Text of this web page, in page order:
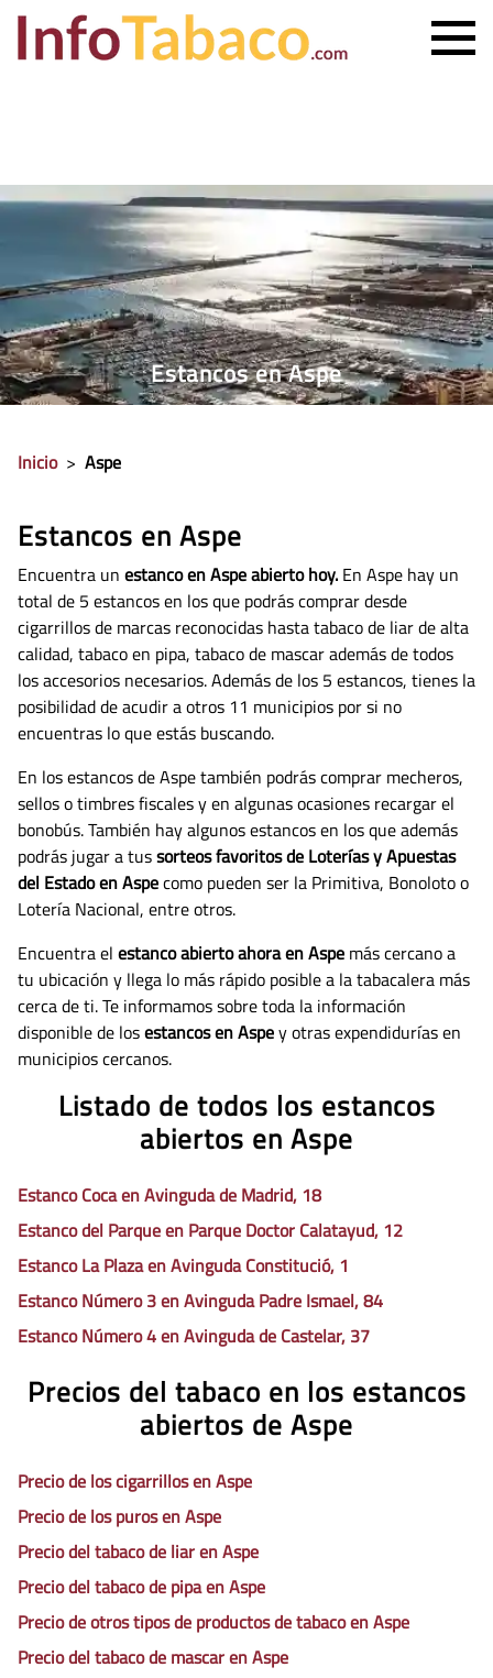
ESTANCO MÁS CERCANO
CONTACTO
Estancos en Aspe
Inicio > Aspe
Estancos en Aspe
Encuentra un estanco en Aspe abierto hoy. En Aspe hay un
total de 5 estancos en los que podrás comprar desde
cigarrillos de marcas reconocidas hasta tabaco de liar de alta
calidad, tabaco en pipa, tabaco de mascar además de todos
los accesorios necesarios.Además de los 5 estancos, tienes la
posibilidad de acudir a otros 11 municipios por si no
encuentras lo que estás buscando.
En los estancos de Aspe también podrás comprar mecheros,
sellos o timbres fiscales y en algunas ocasiones recargar el
bonobús. También hay algunos estancos en los que además
podrás jugar a tussorteos favoritos de Loterías y Apuestas
del Estado en Aspecomo pueden ser la Primitiva, Bonoloto o
Lotería Nacional, entre otros.
Encuentra el estanco abierto ahora en Aspe más cercano a
tu ubicación y llega lo más rápido posible a la tabacalera más
cerca de ti. Te informamos sobre toda la información
disponible de losestancos en Aspey otras expendidurías en
municipios cercanos.
Listado de todos los estancos
abiertos en Aspe
Estanco Coca en Avinguda de Madrid, 18
Estanco del Parque en Parque Doctor Calatayud, 12
Estanco La Plaza en Avinguda Constitució, 1
Estanco Número 3 en Avinguda Padre Ismael, 84
Estanco Número 4 en Avinguda de Castelar, 37
Precios del tabaco en los estancos
abiertos de Aspe
Precio de los cigarrillos en Aspe
Precio de los puros en Aspe
Precio del tabaco de liar en Aspe
Precio del tabaco de pipa en Aspe
Precio de otros tipos de productos de tabaco en Aspe
Precio del tabaco de mascar en Aspe